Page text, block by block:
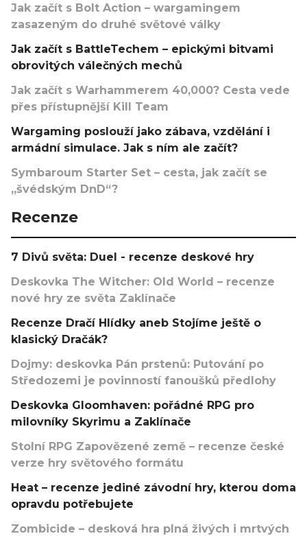
Jak začít s Bolt Action – wargamingem
zasazeným do druhé světové války
Jak začít s BattleTechem – epickými bitvami
obrovitých válečných mechů
Jak začít s Warhammerem 40,000? Cesta vede
přes přístupnější Kill Team
Wargaming poslouží jako zábava, vzdělání i
armádní simulace. Jak s ním ale začít?
Symbaroum Starter Set – cesta, jak začít se
„švédským DnD“?
Recenze
7 Divů světa: Duel - recenze deskové hry
Deskovka The Witcher: Old World – recenze
nové hry ze světa Zaklínače
Recenze Dračí Hlídky aneb Stojíme ještě o
klasický Dračák?
Dojmy: deskovka Pán prstenů: Putování po
Středozemi je povinností fanoušků předlohy
Deskovka Gloomhaven: pořádné RPG pro
milovníky Skyrimu a Zaklínače
Stolní RPG Zapovězené země – recenze české
verze hry světového formátu
Heat – recenze jediné závodní hry, kterou doma
opravdu potřebujete
Zombicide – desková hra plná živých i mrtvých